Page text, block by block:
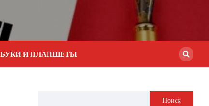
И ПЛАНШЕТЫ
Поиск